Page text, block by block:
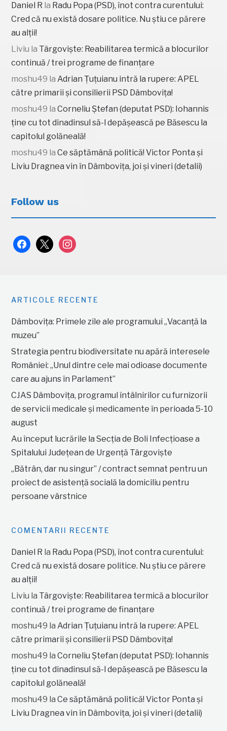
Daniel R la Radu Popa (PSD), înot contra curentului:
Cred că nu există dosare politice. Nu știu ce părere
au alții!
Liviu la Târgoviște: Reabilitarea termică a blocurilor
continuă / trei programe de finanțare
moshu49 laAdrian Țuțuianu intră la rupere: APEL
către primarii și consilierii PSD Dâmbovița!
moshu49 laCorneliu Ștefan (deputat PSD): Iohannis
ține cu tot dinadinsul să-l depășească pe Băsescu la
capitolul golăneală!
moshu49 laCe săptămână politică! Victor Ponta și
Liviu Dragnea vin în Dâmbovița, joi și vineri (detalii)
Follow us
facebook
x instagram
ARTICOLE RECENTE
Dâmbovița: Primele zile ale programului „Vacanță la
muzeu”
Strategia pentru biodiversitate nu apără interesele
României: „Unul dintre cele mai odioase documente
care au ajuns în Parlament”
CJAS Dâmbovița, programul întâlnirilor cu furnizorii
de servicii medicale și medicamente în perioada 5-10
august
Au început lucrările la Secția de Boli Infecțioase a
Spitalului Județean de Urgență Târgoviște
„Bătrân, dar nu singur” / contract semnat pentru un
proiect de asistență socială la domiciliu pentru
persoane vârstnice
COMENTARII RECENTE
Daniel R la Radu Popa (PSD), înot contra curentului:
Cred că nu există dosare politice. Nu știu ce părere
au alții!
Liviu la Târgoviște: Reabilitarea termică a blocurilor
continuă / trei programe de finanțare
moshu49 laAdrian Țuțuianu intră la rupere: APEL
către primarii și consilierii PSD Dâmbovița!
moshu49 laCorneliu Ștefan (deputat PSD): Iohannis
ține cu tot dinadinsul să-l depășească pe Băsescu la
capitolul golăneală!
moshu49 laCe săptămână politică! Victor Ponta și
Liviu Dragnea vin în Dâmbovița, joi și vineri (detalii)